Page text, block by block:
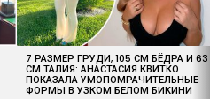
7 РАЗМЕР ГРУДИ, 105 СМ БЁДРА И 63
СМ ТАЛИЯ: АНАСТАСИЯ КВИТКО
ПОКАЗАЛА УМОПОМРАЧИТЕЛЬНЫЕ
ФОРМЫ В УЗКОМ БЕЛОМ БИКИНИ